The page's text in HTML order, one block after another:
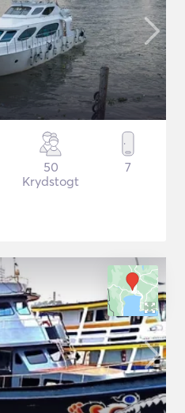
50
Krydstogt
7